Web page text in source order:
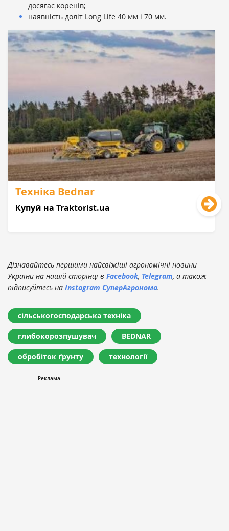
досягає коренів;
наявність доліт Long Life 40 мм і 70 мм.
Техніка Bednar
Купуй на Traktorist.ua
Дізнавайтесь першими найсвіжіші агрономічні новини
України на нашій сторінці в Facebook, Telegram, а також
підписуйтесь на Instagram СуперАгронома.
сільськогосподарська техніка
глибокорозпушувач BEDNAR
обробіток ґрунту технології